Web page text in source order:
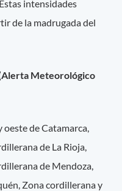
intensidades
de la madrugada del
Meteorológico
de Catamarca,
de La Rioja,
de Mendoza,
Zona cordillerana y